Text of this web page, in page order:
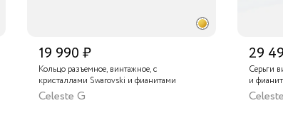
19 990 ₽
Кольцо разъемное, винтажное, с
кристаллами Swarovski и фианитами
Celeste G
29
Серьги
и